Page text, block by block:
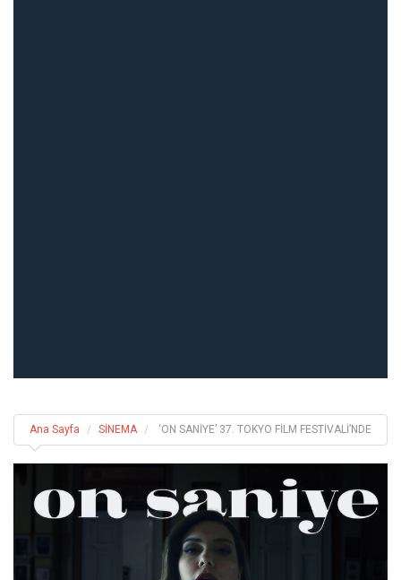
Ana Sayfa SİNEMA ‘ON SANİYE’ 37. TOKYO FİLM FESTİVALİ’NDE